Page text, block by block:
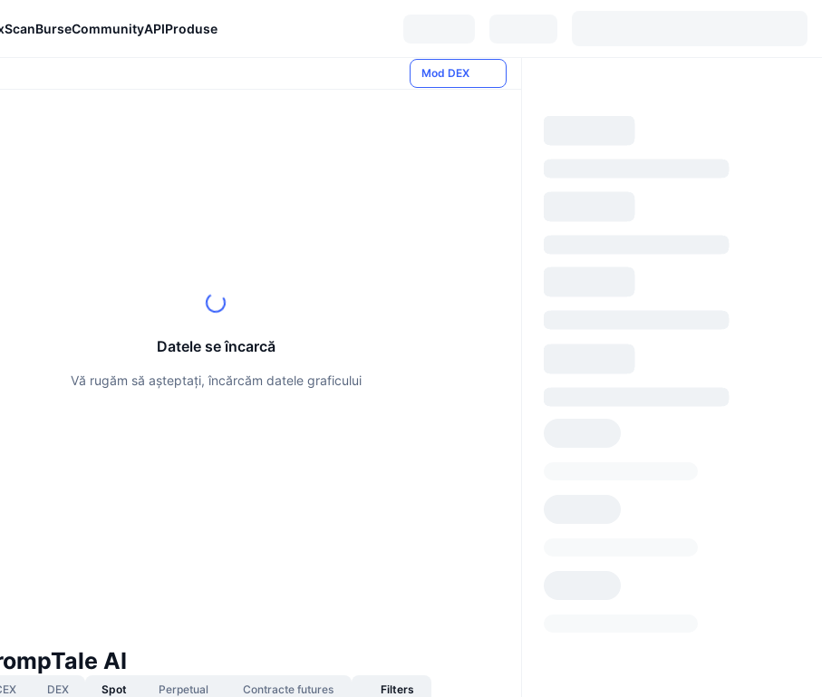
BurseCommunityAPIProduse
Mod DEX
Datele se încarcă
Vă rugăm să așteptați, încărcăm datele graficului
AI
DEX Spot Perpetual Contracte futures Filters